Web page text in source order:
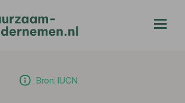
Bron: IUCN